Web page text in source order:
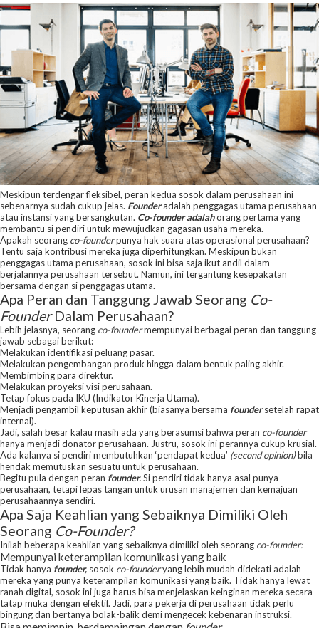
Meskipun terdengar fleksibel, peran kedua sosok dalam perusahaan ini
sebenarnya sudah cukup jelas. Founderadalah penggagas utama perusahaan
atau instansi yang bersangkutan. Co-founder adalahorang pertama yang
membantu si pendiri untuk mewujudkan gagasan usaha mereka.
Apakah seorang co-founderpunya hak suara atas operasional perusahaan?
Tentu saja kontribusi mereka juga diperhitungkan. Meskipun bukan
penggagas utama perusahaan, sosok ini bisa saja ikut andil dalam
berjalannya perusahaan tersebut. Namun, ini tergantung kesepakatan
bersama dengan si penggagas utama.
Apa Peran dan Tanggung Jawab Seorang Co-
FounderDalam Perusahaan?
Lebih jelasnya, seorang co-foundermempunyai berbagai peran dan tanggung
jawab sebagai berikut:
Melakukan identifikasi peluang pasar.
Melakukan pengembangan produk hingga dalam bentuk paling akhir.
Membimbing para direktur.
Melakukan proyeksi visi perusahaan.
Tetap fokus pada IKU (Indikator Kinerja Utama).
Menjadi pengambil keputusan akhir (biasanya bersama foundersetelah rapat
internal).
Jadi, salah besar kalau masih ada yang berasumsi bahwa peran co-founder
hanya menjadi donator perusahaan. Justru, sosok ini perannya cukup krusial.
Ada kalanya si pendiri membutuhkan ‘pendapat kedua’ (second opinion)bila
hendak memutuskan sesuatu untuk perusahaan.
Begitu pula dengan peran founder.Si pendiri tidak hanya asal punya
perusahaan, tetapi lepas tangan untuk urusan manajemen dan kemajuan
perusahaannya sendiri.
Apa Saja Keahlian yang Sebaiknya Dimiliki Oleh
Seorang Co-Founder?
Inilah beberapa keahlian yang sebaiknya dimiliki oleh seorang co-founder:
Mempunyai keterampilan komunikasi yang baik
Tidak hanya founder, sosok co-founderyang lebih mudah didekati adalah
mereka yang punya keterampilan komunikasi yang baik. Tidak hanya lewat
ranah digital, sosok ini juga harus bisa menjelaskan keinginan mereka secara
tatap muka dengan efektif. Jadi, para pekerja di perusahaan tidak perlu
bingung dan bertanya bolak-balik demi mengecek kebenaran instruksi.